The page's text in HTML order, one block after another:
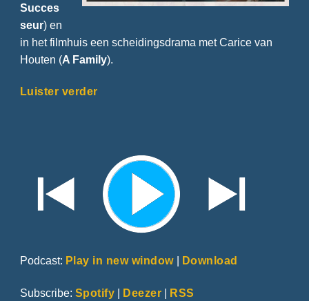
Succes
seur) en
in het filmhuis een scheidingsdrama met Carice van
Houten (A Family).
Luister verder
Podcast: Play in new window| Download
Subscribe: Spotify | Deezer | RSS